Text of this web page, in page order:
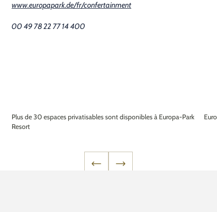
www.europapark.de/fr/confertainment
00 49 78 22 77 14 400
Plus de 30 espaces privatisables sont disponibles à Europa-Park
Resort